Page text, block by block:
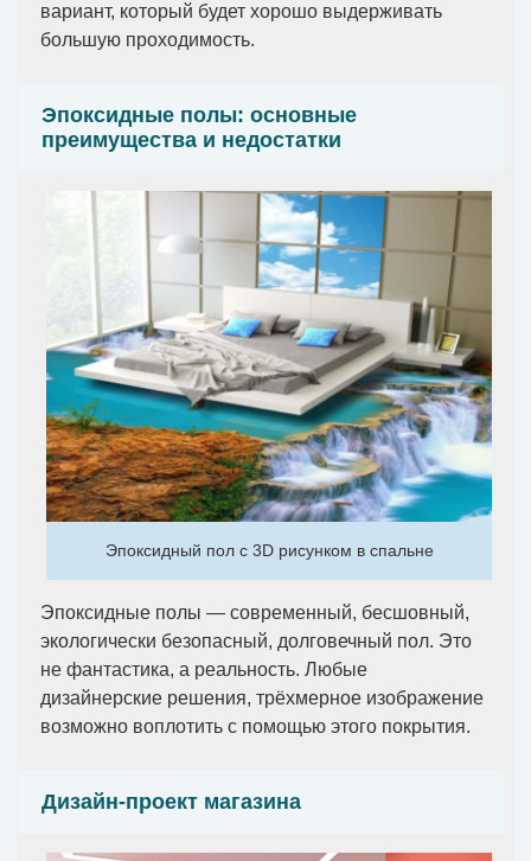
вариант, который будет хорошо выдерживать
большую проходимость.
Эпоксидные полы: основные
преимущества и недостатки
Эпоксидный пол с 3D рисунком в спальне
Эпоксидные полы — современный, бесшовный,
экологически безопасный, долговечный пол. Это
не фантастика, а реальность. Любые
дизайнерские решения, трёхмерное изображение
возможно воплотить с помощью этого покрытия.
Дизайн-проект магазина